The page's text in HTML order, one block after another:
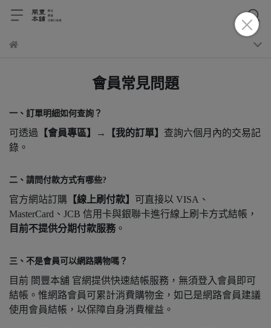
會員常見問題
一、訂單明細如何查詢？
可透過 【會員專區】→【我的訂單】 查詢六個月內的交易記
錄。
二、請問付款方式有哪些?
官方網站訂購 【線上刷付款】 可直接以 VISA、
MasterCard、JCB 信用卡與銀聯卡進行線上刷卡方式結帳，
目前不提供分期付款服務 。
三、不是會員可以網路購物嗎？
目前 閤豐本舖 官網提供快速結帳服務，無須登入會員即可
結帳。惟網路會員可累計消費購物金，如已是網路會員建議
使用會員結帳，以保障自身消費權益。